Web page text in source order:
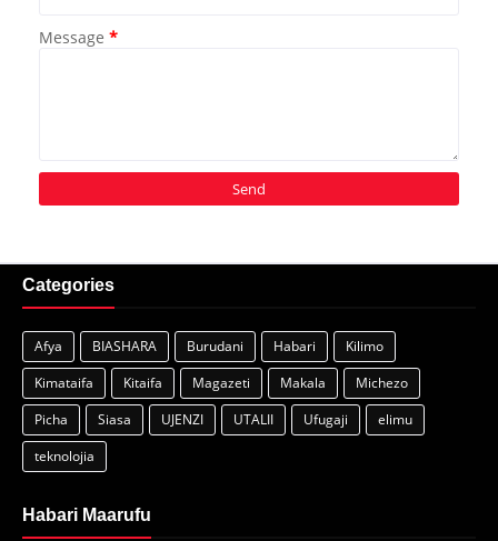
Message *
Categories
Afya BIASHARA Burudani Habari
Kilimo
Kimataifa
Kitaifa Magazeti Makala
Michezo
Picha
Siasa UJENZI UTALII Ufugaji
elimu
teknolojia
Habari Maarufu